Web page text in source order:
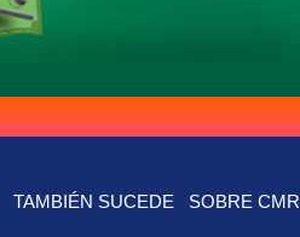
TAMBIÉN SUCEDE SOBRE CMR